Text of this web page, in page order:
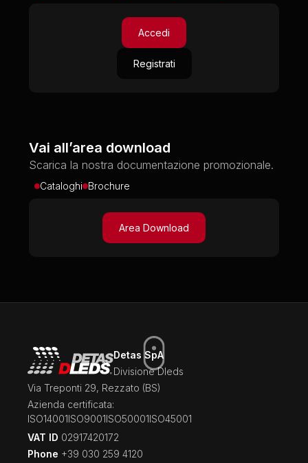
Accedi
Registrati
Vai all’area download
Scarica la nostra documentazione promozionale.
Cataloghi Brochure
Area Download
Detas SpA
Divisione Dleds
Via Treponti 29, Rezzato (BS)
Azienda certificata:
ISO14001ISO9001ISO50001ISO45001
VAT ID 02917420172
Phone +39 030 259 4120